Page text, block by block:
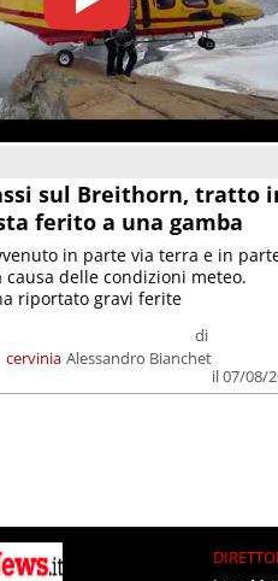
sul Breithorn, tratto
ferito a una gamba
cervinia
di
Alessandro Bianchet
il 07/08/
in parte via terra e in
delle condizioni meteo.
riportato gravi ferite